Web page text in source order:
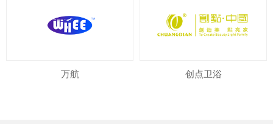
万航 创点卫浴